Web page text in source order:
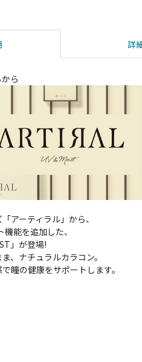
詳
ら
アーティラル」から、
能を追加した、
」が登場!
、ナチュラルカラコン。
瞳の健康をサポートします。